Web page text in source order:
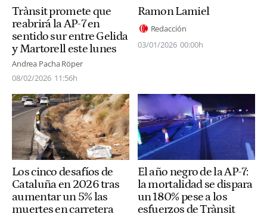
Trànsit promete que
reabrirá la AP-7 en
sentido sur entre Gelida
y Martorell este lunes
Andrea Pacha Röper
08/02/2026 11:56h
Ramon Lamiel
Redacción
03/01/2026 00:00h
Los cinco desafíos de
Cataluña en 2026 tras
aumentar un 5% las
muertes en carretera
El año negro de la AP-7:
la mortalidad se dispara
un 180% pese a los
esfuerzos de Trànsit